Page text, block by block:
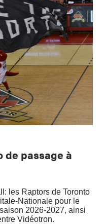
de passage à
les Raptors de Toronto
Nationale pour le
2026-2027, ainsi
Vidéotron.